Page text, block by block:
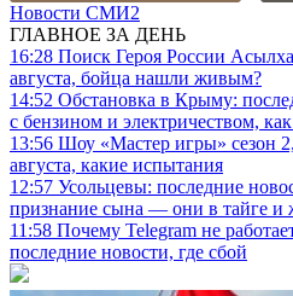
Новости СМИ2
ГЛАВНОЕ ЗА ДЕНЬ
16:28 Поиск Героя России
августа, бойца нашли живым?
14:52 Обстановка в Крыму:
с бензином и электричеством,
13:56 Шоу «Мастер игры» сезон
августа, какие испытания
12:57 Усольцевы: последние
признание сына — они в тайге и
11:58 Почему Telegram не
последние новости, где сбой